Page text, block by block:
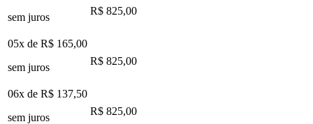
sem juros
R$ 825,00
05x de R$ 165,00
sem juros
R$ 825,00
06x de R$ 137,50
sem juros
R$ 825,00